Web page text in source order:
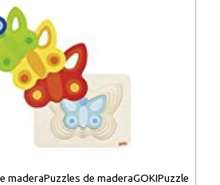
maderaPuzzles de maderaGOKIPuzzle